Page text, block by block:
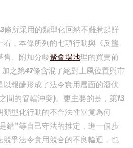
條所采用的類型化回納不難惹起詳
，本條所列的七項行動與《反壟
售、附加分歧聚會場地理的買賣前
之第47條含混了絕對上風位置與市
報酬形成了法令實用層面的潛伏
間的管轄沖突)。更主要的是，第13
型化行動的不合法性畢竟為何
錯”等自己守法的推定，進一個步
爭法令實用競合的不良輪迴，也